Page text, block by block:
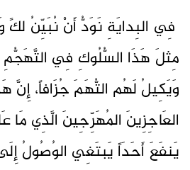
فِي البِدايَةِ نَوَدُّ أَنْ نُبَيِّنُ
مِثلَ هَذَا السُّلُوكِ فِي التَّهَجُّمِ
وَيَكِيلُ لَهُم التُّهَمَ جُزَافاً، إِنَّ
العَاجِزِينَ المُهَرِّجِينَ الَّذِي مَا
يَنفَعَ أَحَدَاً يَبتَغِي الوُصُولُ